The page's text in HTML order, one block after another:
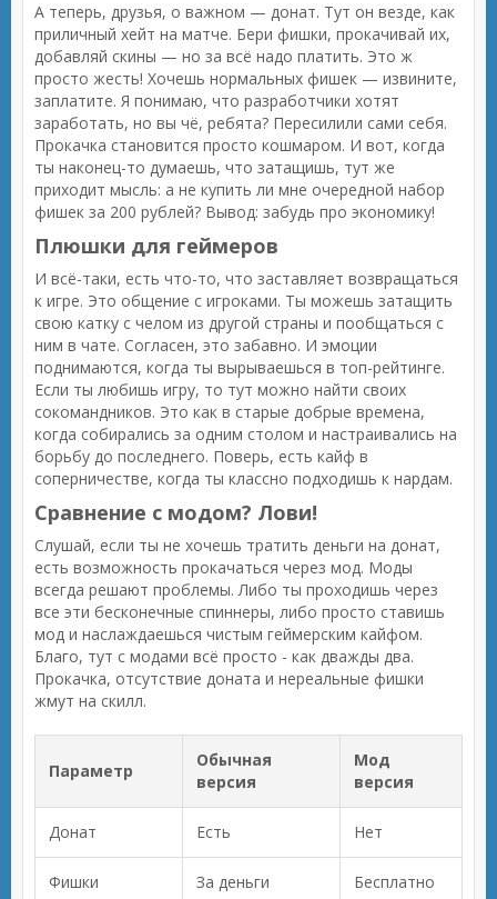
А теперь, друзья, о важном — донат. Тут он везде, как
приличный хейт на матче. Бери фишки, прокачивай их,
добавляй скины — но за всё надо платить. Это ж
просто жесть! Хочешь нормальных фишек — извините,
заплатите. Я понимаю, что разработчики хотят
заработать, но вы чё, ребята? Пересилили сами себя.
Прокачка становится просто кошмаром. И вот, когда
ты наконец-то думаешь, что затащишь, тут же
приходит мысль: а не купить ли мне очередной набор
фишек за 200 рублей? Вывод: забудь про экономику!
Плюшки для геймеров
И всё-таки, есть что-то, что заставляет возвращаться
к игре. Это общение с игроками. Ты можешь затащить
свою катку с челом из другой страны и пообщаться с
ним в чате. Согласен, это забавно. И эмоции
поднимаются, когда ты вырываешься в топ-рейтинге.
Если ты любишь игру, то тут можно найти своих
сокомандников. Это как в старые добрые времена,
когда собирались за одним столом и настраивались на
борьбу до последнего. Поверь, есть кайф в
соперничестве, когда ты классно подходишь к нардам.
Сравнение с модом? Лови!
Слушай, если ты не хочешь тратить деньги на донат,
есть возможность прокачаться через мод. Моды
всегда решают проблемы. Либо ты проходишь через
все эти бесконечные спиннеры, либо просто ставишь
мод и наслаждаешься чистым геймерским кайфом.
Благо, тут с модами всё просто - как дважды два.
Прокачка, отсутствие доната и нереальные фишки
жмут на скилл.
Параметр
Обычная
версия
Мод
версия
Донат Есть Нет
Фишки За деньги Бесплатно